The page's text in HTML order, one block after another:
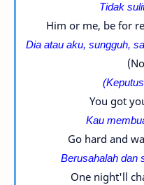
Tidak
Him or me, be for
Dia atau aku, sungguh,
You got
Kau
Go hard and
Berusahalah dan
One night'll